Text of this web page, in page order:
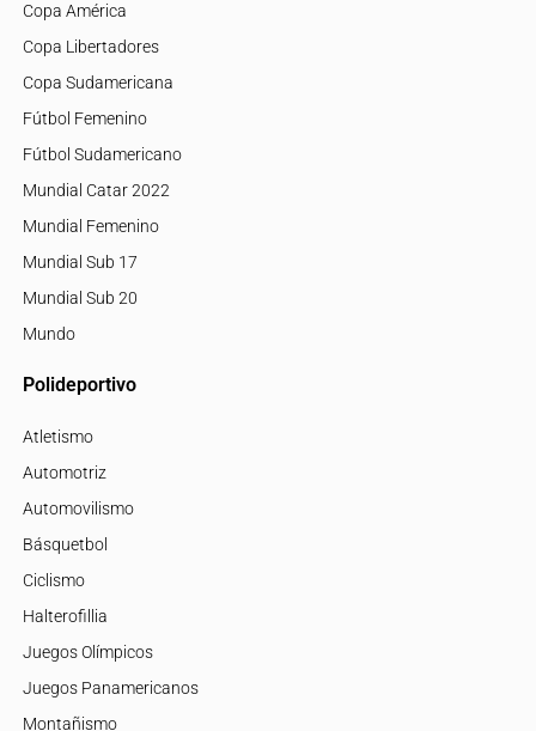
Copa América
Copa Libertadores
Copa Sudamericana
Fútbol Femenino
Fútbol Sudamericano
Mundial Catar 2022
Mundial Femenino
Mundial Sub 17
Mundial Sub 20
Mundo
Polideportivo
Atletismo
Automotriz
Automovilismo
Básquetbol
Ciclismo
Halterofillia
Juegos Olímpicos
Juegos Panamericanos
Montañismo